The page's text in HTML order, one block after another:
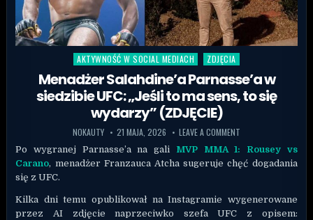
Posted in
AKTYWNOŚĆ W SOCIAL MEDIACH ZDJĘCIA
Menadżer Salahdine’a Parnasse’a w
siedzibie UFC: „Jeśli to ma sens, to się
wydarzy” (ZDJĘCIE)
NOKAUTY 21 MAJA, 2026 LEAVE A COMMENT
Po wygranej Parnasse’a na gali MVP MMA 1: Rousey vs
Carano, menadżer Franzauca Atcha sugeruje chęć dogadania
się z UFC.
Kilka dni temu opublikował na Instagramie wygenerowane
przez AI zdjęcie naprzeciwko szefa UFC z opisem: